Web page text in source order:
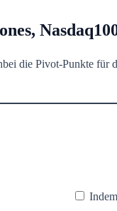
die Pivot-Punkte für